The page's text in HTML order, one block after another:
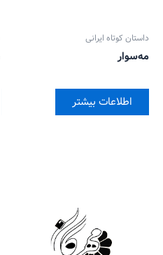
داستان کوتاه ایرانی
مه‌سوار
اطلاعات بیشتر